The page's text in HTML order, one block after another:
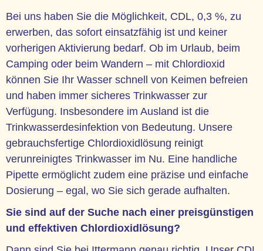
Bei uns haben Sie die Möglichkeit, CDL, 0,3 %, zu
erwerben, das sofort einsatzfähig ist und keiner
vorherigen Aktivierung bedarf. Ob im Urlaub, beim
Camping oder beim Wandern – mit Chlordioxid
können Sie Ihr Wasser schnell von Keimen befreien
und haben immer sicheres Trinkwasser zur
Verfügung. Insbesondere im Ausland ist die
Trinkwasserdesinfektion von Bedeutung. Unsere
gebrauchsfertige Chlordioxidlösung reinigt
verunreinigtes Trinkwasser im Nu. Eine handliche
Pipette ermöglicht zudem eine präzise und einfache
Dosierung – egal, wo Sie sich gerade aufhalten.
Sie sind auf der Suche nach einer preisgünstigen
und effektiven Chlordioxidlösung?